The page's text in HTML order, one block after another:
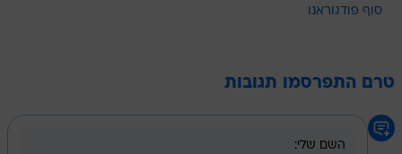
סוף פודגוראנו
טרם התפרסמו תגובות